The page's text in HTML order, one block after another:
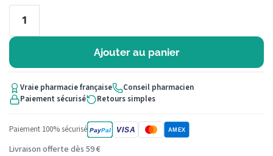
Ajouter au panier
Vraie pharmacie française
Conseil pharmacien
Paiement sécurisé
Retours simples
Paiement 100% sécurisé PayPal VISA AMEX
Livraison offerte dès 59 €